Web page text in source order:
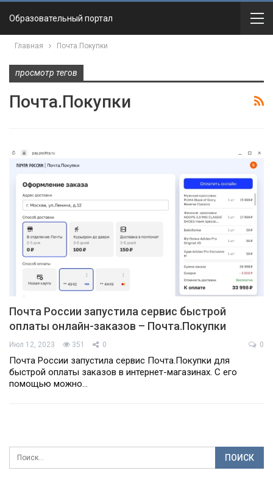
Образовательный портал
Главная Почта.Покупки
просмотр тегов
Почта.Покупки
Почта России запустила сервис быстрой
оплаты онлайн-заказов – Почта.Покупки
Июл 12, 2023 351 0 0
Почта России запустила сервис Почта.Покупки для
быстрой оплаты заказов в интернет-магазинах. С его
помощью можно…